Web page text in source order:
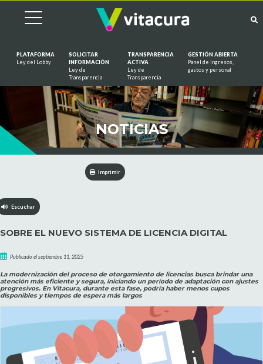
PLATAFORMA
Ley del Lobby
SOLICITAR
INFORMACIÓN
Ley de
Transparencia
TRANSPARENCIA
ACTIVA
Ley de
Transparencia
GESTIÓN ABIERTA
Panel de ingresos,
gastos y personal
NOTICIAS
Imprimir
Escuchar
SOBRE EL NUEVO SISTEMA DE LICENCIA DIGITAL
Publicado el septiembre 11, 2025
La modernización del proceso de otorgamiento de licencias busca brindar una
atención más eficiente y segura, iniciando un período de adaptación con ajustes
progresivos. En Vitacura, durante esta fase, podría haber menos cupos
disponibles y tiempos de espera más largos